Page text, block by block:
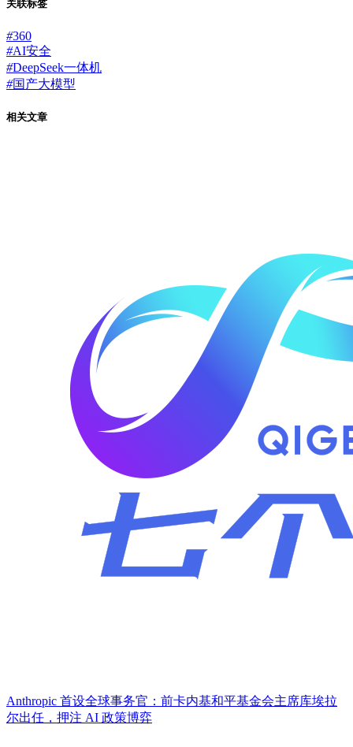
关联标签
#360
#AI安全
#DeepSeek一体机
#国产大模型
相关文章
Anthropic 首设全球事务官：前卡内基和平基金会主席库埃拉
尔出任，押注 AI 政策博弈